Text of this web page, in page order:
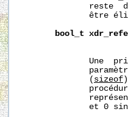
reste
être
bool_t
Une
              (
sizeof
et 0